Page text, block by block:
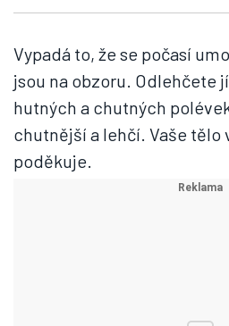
Vypadá to, že se počasí
jsou na obzoru. Odlehčete
hutných a chutných
chutnější a lehčí. Vaše tělo
poděkuje.